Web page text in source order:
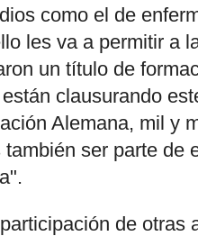
como el de
les va a permitir a
un título de
clausurando
Alemana, mil y
ser parte de
de otras